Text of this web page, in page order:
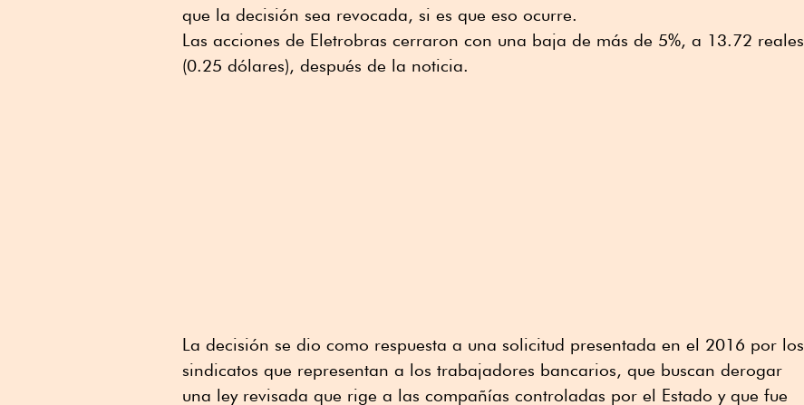
que la decisión sea revocada, si es que eso ocurre.
Las acciones de Eletrobras cerraron con una baja de más de 5%, a 13.72 reales
(0.25 dólares), después de la noticia.
La decisión se dio como respuesta a una solicitud presentada en el 2016 por los
sindicatos que representan a los trabajadores bancarios, que buscan derogar
una ley revisada que rige a las compañías controladas por el Estado y que fue